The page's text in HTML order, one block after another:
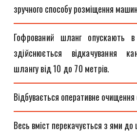
зручного способу розміщення
Гофрований шланг опускають
здійснюється відкачування
шлангу від 10 до 70 метрів.
Відбувається оперативне
Весь вміст перекачується з ями до